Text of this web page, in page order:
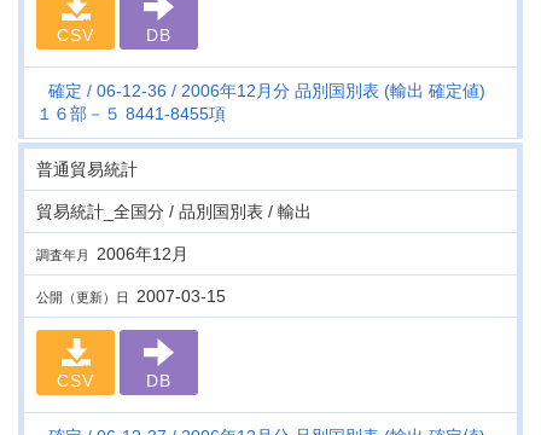
CSV DB
確定 06-12-36
2006年12月分 品別国別表 (輸出 確定値)
１６部－５ 8441-8455項
普通貿易統計
貿易統計_全国分 / 品別国別表 / 輸出
調査年月 2006年12月
公開（更新）日 2007-03-15
CSV DB